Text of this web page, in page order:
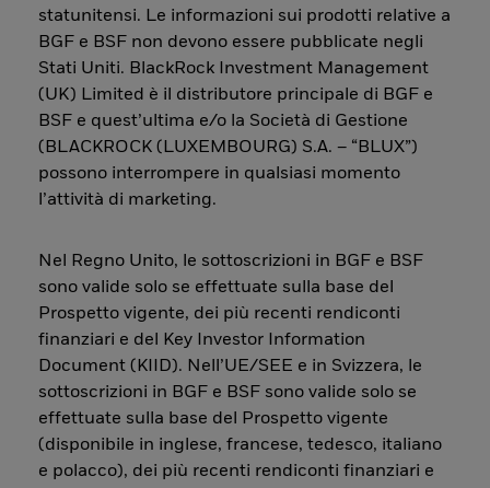
statunitensi. Le informazioni sui prodotti relative a
BGF e BSF non devono essere pubblicate negli
Stati Uniti. BlackRock Investment Management
(UK) Limited è il distributore principale di BGF e
BSF e quest’ultima e/o la Società di Gestione
(BLACKROCK (LUXEMBOURG) S.A. – “BLUX”)
possono interrompere in qualsiasi momento
l’attività di marketing.
Nel Regno Unito, le sottoscrizioni in BGF e BSF
sono valide solo se effettuate sulla base del
Prospetto vigente, dei più recenti rendiconti
finanziari e del Key Investor Information
Document (KIID). Nell’UE/SEE e in Svizzera, le
sottoscrizioni in BGF e BSF sono valide solo se
effettuate sulla base del Prospetto vigente
(disponibile in inglese, francese, tedesco, italiano
e polacco), dei più recenti rendiconti finanziari e